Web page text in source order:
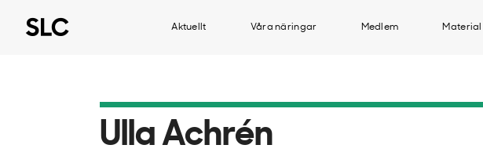
Aktuellt Våra näringar Medlem Material
Ulla Achrén